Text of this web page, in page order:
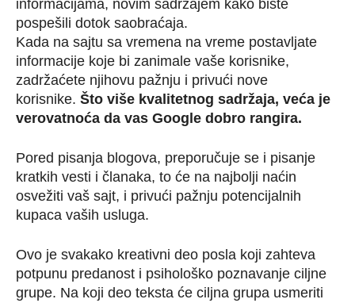
informacijama, novim sadržajem kako biste
pospešili dotok saobraćaja.
Kada na sajtu sa vremena na vreme postavljate
informacije koje bi zanimale vaše korisnike,
zadržaćete njihovu pažnju i privući nove
korisnike. Što više kvalitetnog sadržaja, veća je
verovatnoća da vas Google dobro rangira.
Pored pisanja blogova, preporučuje se i pisanje
kratkih vesti i članaka, to će na najbolji naćin
osvežiti vaš sajt, i privući pažnju potencijalnih
kupaca vaših usluga.
Ovo je svakako kreativni deo posla koji zahteva
potpunu predanost i psihološko poznavanje ciljne
grupe. Na koji deo teksta će ciljna grupa usmeriti